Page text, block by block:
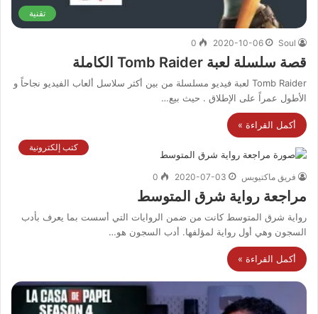
تقنية
Soul
2020-10-06
0
قصة سلسلة لعبة Tomb Raider الكاملة
Tomb Raider لعبة فيديو مسلسلة من بين أكثر سلاسل ألعاب الفيديو نجاحاً و
الأطول عمراً على الإطلاق . حيث بيع…
أكمل القراءة »
كتب إلكترونية
فريق ماكتيوبس 2020-07-03
0
مراجعة رواية شرق المتوسط
رواية شرق المتوسط كانت من ضمن الروايات التي أسست بما يعرف بأدب
السجون وهي أول رواية لمؤلفها. أدب السجون هو…
أكمل القراءة »